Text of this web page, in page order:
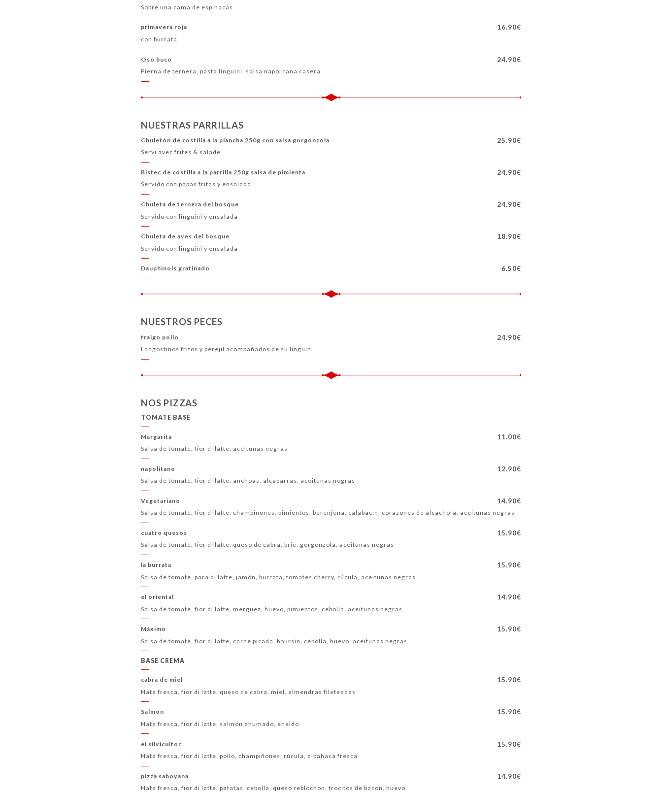
Sobre una cama de espinacas
primavera roja 16.90€
con burrata
Oso buco 24.90€
Pierna de ternera, pasta linguini, salsa napolitana casera
NUESTRAS PARRILLAS
Chuletón de costilla a la plancha 250g con salsa gorgonzola 25.90€
Servi avec frites & salade
Bistec de costilla a la parrilla 250g salsa de pimienta 24.90€
Servido con papas fritas y ensalada
Chuleta de ternera del bosque 24.90€
Servido con linguini y ensalada
Chuleta de aves del bosque 18.90€
Servido con linguini y ensalada
Dauphinois gratinado 6.50€
NUESTROS PECES
traigo pollo 24.90€
Langostinos fritos y perejil acompañados de su linguini
NOS PIZZAS
TOMATE BASE
Margarita 11.00€
Salsa de tomate, fior di latte, aceitunas negras
napolitano 12.90€
Salsa de tomate, fior di latte, anchoas, alcaparras, aceitunas negras
Vegetariano 14.90€
Salsa de tomate, fior di latte, champiñones, pimientos, berenjena, calabacín, corazones de alcachofa, aceitunas negras
cuatro quesos 15.90€
Salsa de tomate, fior di latte, queso de cabra, brie, gorgonzola, aceitunas negras
la burrata 15.90€
Salsa de tomate, para di latte, jamón, burrata, tomates cherry, rúcula, aceitunas negras
el oriental 14.90€
Salsa de tomate, fior di latte, merguez, huevo, pimientos, cebolla, aceitunas negras
Máximo 15.90€
Salsa de tomate, fior di latte, carne picada, boursin, cebolla, huevo, aceitunas negras
BASE CREMA
cabra de miel 15.90€
Nata fresca, fior di latte, queso de cabra, miel, almendras fileteadas
Salmón 15.90€
Nata fresca, fior di latte, salmón ahumado, eneldo
el silvicultor 15.90€
Nata fresca, fior di latte, pollo, champiñones, rúcula, albahaca fresca
pizza saboyana 14.90€
Nata fresca, fior di latte, patatas, cebolla, queso reblochon, trocitos de bacon, huevo